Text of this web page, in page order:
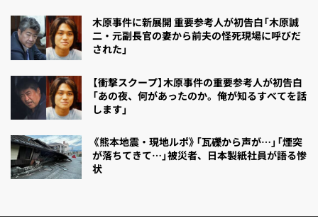
木原事件に新展開 重要参考人が初告白「木原誠
二・元副長官の妻から前夫の怪死現場に呼びだ
された」
【衝撃スクープ】木原事件の重要参考人が初告白
「あの夜、何があったのか。俺が知るすべてを話
します」
《熊本地震・現地ルポ》「瓦礫から声が…」「煙突
が落ちてきて…」被災者、日本製紙社員が語る惨
状